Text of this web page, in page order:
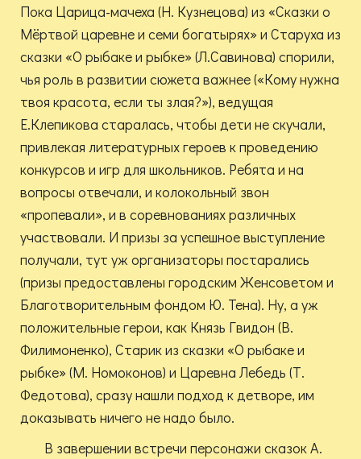
Пока Царица-мачеха (Н. Кузнецова) из «Сказки о
Мёртвой царевне и семи богатырях» и Старуха из
сказки «О рыбаке и рыбке» (Л.Савинова) спорили,
чья роль в развитии сюжета важнее («Кому нужна
твоя красота, если ты злая?»), ведущая
Е.Клепикова старалась, чтобы дети не скучали,
привлекая литературных героев к проведению
конкурсов и игр для школьников. Ребята и на
вопросы отвечали, и колокольный звон
«пропевали», и в соревнованиях различных
участвовали. И призы за успешное выступление
получали, тут уж организаторы постарались
(призы предоставлены городским Женсоветом и
Благотворительным фондом Ю. Тена). Ну, а уж
положительные герои, как Князь Гвидон (В.
Филимоненко), Старик из сказки «О рыбаке и
рыбке» (М. Номоконов) и Царевна Лебедь (Т.
Федотова), сразу нашли подход к детворе, им
доказывать ничего не надо было.
В завершении встречи персонажи сказок А.